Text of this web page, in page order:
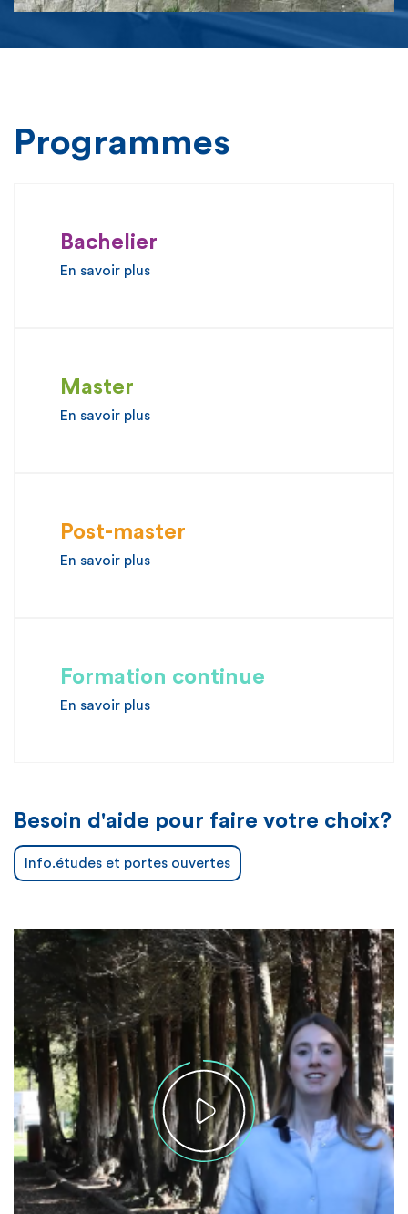
Programmes
Bachelier
En savoir plus
Master
En savoir plus
Post-master
En savoir plus
Formation continue
En savoir plus
Besoin d'aide pour faire votre choix?
Info.études et portes ouvertes